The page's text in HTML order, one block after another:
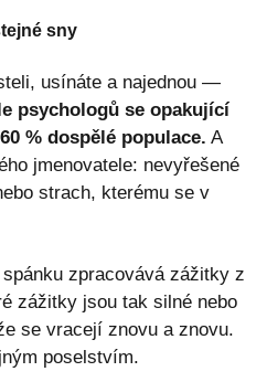
sny
usínáte a najednou —
psychologů se opakující
% dospělé populace. A
jmenovatele: nevyřešené
strach, kterému se v
zpracovává zážitky z
zážitky jsou tak silné nebo
se vracejí znovu a znovu.
poselstvím.